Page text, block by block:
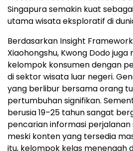
Singapura semakin kuat
utama wisata eksploratif di
Berdasarkan Insight
Xiaohongshu, Kwong Dodo
kelompok konsumen dengan
di sektor wisata luar negeri.
yang berlibur bersama orang
pertumbuhan signifikan.
berusia 19–25 tahun sangat
pencarian informasi
meski konten yang tersedia
itu, kelompok kelas menengah